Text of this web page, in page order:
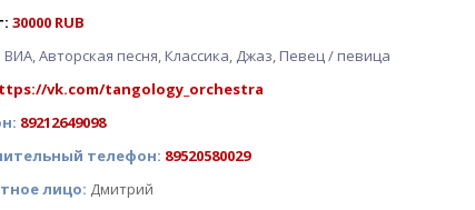
30000 RUB
ВИА,Авторская песня, Классика, Джаз, Певец / певица
vk.com/tangology_orchestra
89212649098
телефон: 89520580029
лицо: Дмитрий